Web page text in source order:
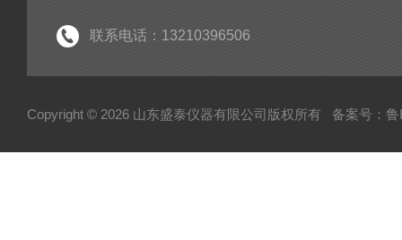
联系电话：13210396506
Copyright © 2026 山东盛泰仪器有限公司版权所有 备案号：